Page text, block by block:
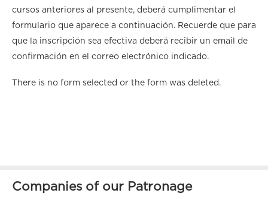
cursos anteriores al presente, deberá cumplimentar el
formulario que aparece a continuación. Recuerde que para
que la inscripción sea efectiva deberá recibir un email de
confirmación en el correo electrónico indicado.
There is no form selected or the form was deleted.
Companies of our Patronage